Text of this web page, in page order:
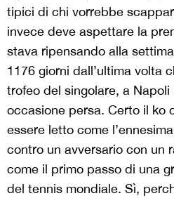
tipici di chi vorrebbe
invece deve aspettare la
stava ripensando alla
1176 giorni dall’ultima volta
trofeo del singolare, a
occasione persa. Certo il ko
essere letto come
contro un avversario con un
come il primo passo di una
del tennis mondiale. Sì,